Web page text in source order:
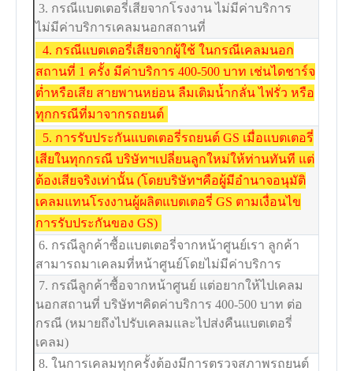
3. กรณีแบตเตอรี่เสียจากโรงงาน ไม่มีค่าบริการ
ไม่มีค่าบริการเคลมนอกสถานที่
4. กรณีแบตเตอรี่เสียจากผู้ใช้ ในกรณีเคลมนอก
สถานที่ 1 ครั้ง มีค่าบริการ 400-500 บาท เช่นไดชาร์จ
ต่ำหรือเสีย สายพานหย่อน ลืมเติมน้ำกลั่น ไฟรั่ว หรือ
ทุกกรณีที่มาจากรถยนต์
5. การรับประกันแบตเตอรี่รถยนต์ GS เมื่อแบตเตอรี่
เสียในทุกกรณี บริษัทฯเปลี่ยนลูกใหม่ให้ท่านทันที แต่
ต้องเสียจริงเท่านั้น (โดยบริษัทฯคือผู้มีอำนาจอนุมัติ
เคลมแทนโรงงานผู้ผลิตแบตเตอรี่ GS ตามเงื่อนไข
การรับประกันของ GS)
6. กรณีลูกค้าซื้อแบตเตอรี่จากหน้าศูนย์เรา ลูกค้า
สามารถมาเคลมที่หน้าศูนย์โดยไม่มีค่าบริการ
7. กรณีลูกค้าซื้อจากหน้าศูนย์ แต่อยากให้ไปเคลม
นอกสถานที่ บริษัทฯคิดค่าบริการ 400-500 บาท ต่อ
กรณี (หมายถึงไปรับเคลมและไปส่งคืนแบตเตอรี่
เคลม)
8. ในการเคลมทุกครั้งต้องมีการตรวจสภาพรถยนต์